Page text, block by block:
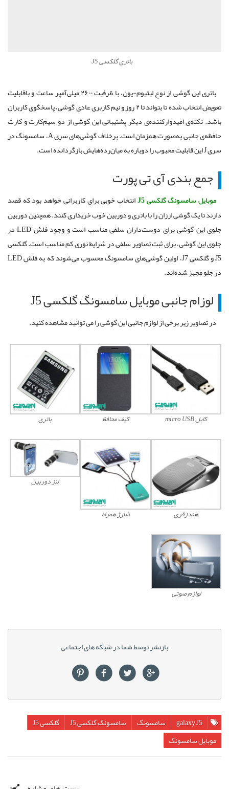
باتری گلکسی J5
باتری این گوشی از نوع لیتیوم-یون، با ظرفیت ۲۶۰۰ میلی‌آمپر ساعت و باقابلیت
تعویض انتخاب شده تا بتواند تا ۲ روز و نیم کاربری عادی گوشی، پاسخگوی کاربران
باشد. نکته‌ی امیدوارکننده‌ی دیگر پشتیبانی این گوشی از دو سیم‌کارت و کارت
حافظه‌ی جانبی به‌صورت همزمان است. برخلاف گوشی‌های سری A، سامسونگ در
سری J این قابلیت محبوب را دوباره به میان‌رده‌هایش بازگردانده است.
جمع بندی آی تی پورت
موبایل سامسونگ گلکسی J5 انتخاب خوبی برای کاربرانی خواهد بود که قصد
دارند تا یک گوشی ارزان را با باتری و دوربین خوب خریداری کنند. همچنین دوربین
جلوی این گوشی برای دوست‌داران سلفی مناسب است و وجود فلش LED در
جلوی این گوشی، برای ثبت تصاویر سلفی در شرایط نوری کم مناسب است. گلکسی
J5 و گلکسی J7، اولین گوشی‌های سامسونگ محسوب می‌شوند که به فلش LED
در جلو مجهز شده‌اند.
لوزام جانبی موبایل سامسونگ گلکسی J5
در تصاویر زیر برخی از لوازم جانبی این گوشی را می توانید مشاهده کنید.
کابل micro USB کیف محافظ باتری
هندزفری شارژ همراه
لنز دوربین
لوازم صوتی
بازنشر توسط شما در شبکه های اجتماعی
galaxy J5 سامسونگ سامسونگ گلکسی J5
گلکسی J5
موبایل سامسونگ